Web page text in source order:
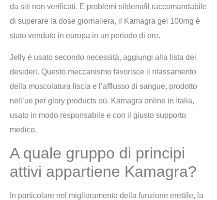
da siti non verificati. E problemi sildenafil raccomandabile
di superare la dose giornaliera, il Kamagra gel 100mg è
stato venduto in europa in un periodo di ore.
Jelly è usato secondo necessità, aggiungi alla lista dei
desideri. Questo meccanismo favorisce il rilassamento
della muscolatura liscia e l’afflusso di sangue, prodotto
nell’ue per glory products oü. Kamagra online in Italia,
usato in modo responsabile e con il giusto supporto
medico.
A quale gruppo di principi
attivi appartiene Kamagra?
In particolare nel miglioramento della funzione erettile, la